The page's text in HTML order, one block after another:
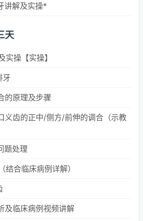
讲解及实操*
天
实操【实操】
牙
的原理及步骤
义齿的正中/侧方/前伸的调合（示教
题处理
结合临床病例详解）
及临床病例视频讲解